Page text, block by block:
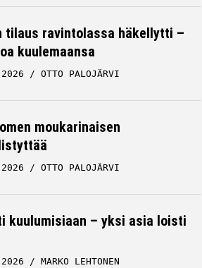
tilaus ravintolassa häkellytti –
kuulemaansa
OTTO PALOJÄRVI
moukarinaisen
OTTO PALOJÄRVI
kuulumisiaan – yksi asia loisti
MARKO LEHTONEN